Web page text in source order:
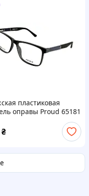
пластиковая
оправы Proud 65181
₴